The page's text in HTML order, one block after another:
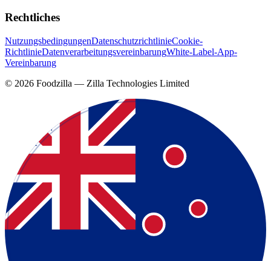
Rechtliches
NutzungsbedingungenDatenschutzrichtlinieCookie-
RichtlinieDatenverarbeitungsvereinbarungWhite-Label-App-
Vereinbarung
© 2026 Foodzilla — Zilla Technologies Limited